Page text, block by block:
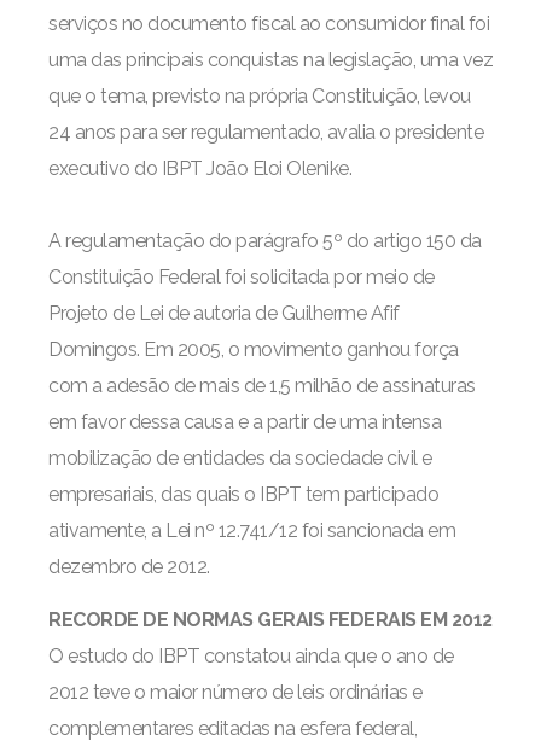
serviços no documento fiscal ao consumidor final foi
uma das principais conquistas na legislação, uma vez
que o tema, previsto na própria Constituição, levou
24 anos para ser regulamentado, avalia o presidente
executivo do IBPT João Eloi Olenike.
A regulamentação do parágrafo 5º do artigo 150 da
Constituição Federal foi solicitada por meio de
Projeto de Lei de autoria de Guilherme Afif
Domingos. Em 2005, o movimento ganhou força
com a adesão de mais de 1,5 milhão de assinaturas
em favor dessa causa e a partir de uma intensa
mobilização de entidades da sociedade civil e
empresariais, das quais o IBPT tem participado
ativamente, a Lei nº 12.741/12 foi sancionada em
dezembro de 2012.
RECORDE DE NORMAS GERAIS FEDERAIS EM 2012
O estudo do IBPT constatou ainda que o ano de
2012 teve o maior número de leis ordinárias e
complementares editadas na esfera federal,